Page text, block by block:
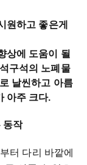
원하고 좋은게
상에 도움이 될
구석의 노폐물
날씬하고 아름
아주 크다.
동작
터 다리 바깥에